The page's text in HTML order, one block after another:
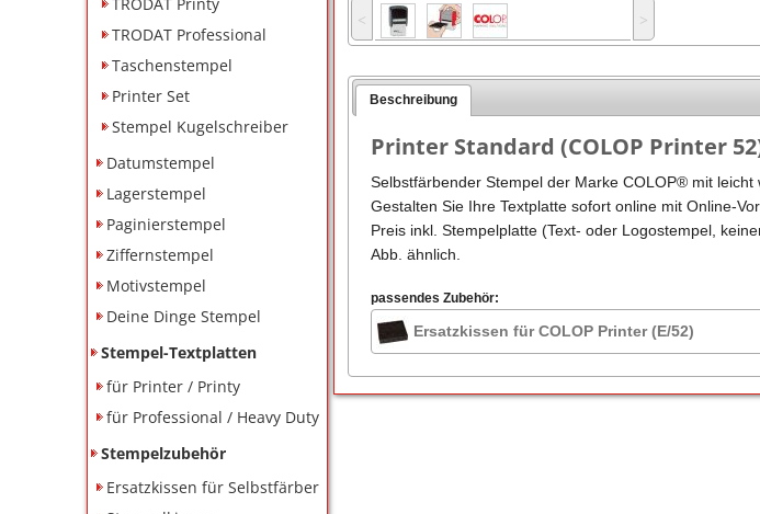
Stempel Kugelschreiber
Taucherstempel
Geocaching-Stempel
Lehrerstempel
Kinderstempel
TRODAT Professional
Taschenstempel
Printer Set
Stempel Kugelschreiber
Datumstempel
Lagerstempel
Paginierstempel
Ziffernstempel
Motivstempel
Deine Dinge Stempel
Stempel-Textplatten
für Printer / Printy
für Professional / Heavy Duty
Stempelzubehör
Ersatzkissen für Selbstfärber
˂ ˃
Beschreibung
Printer Standard (COLOP Printer
Selbstfärbender Stempel der Marke COLOP® mit
Gestalten Sie Ihre Textplatte sofort online mit Online-
Preis inkl. Stempelplatte (Text- oder Logostempel,
Abb. ähnlich.
passendes Zubehör:
Ersatzkissen für COLOP Printer (E/52)